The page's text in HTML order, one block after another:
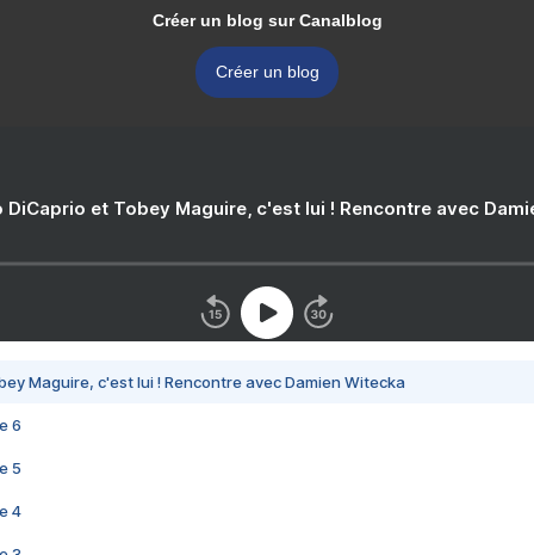
Créer un blog sur Canalblog
Créer un blog
DiCaprio et Tobey Maguire, c'est lui ! Rencontre avec
Maguire, c'est lui ! Rencontre avec Damien Witecka
6
5
4